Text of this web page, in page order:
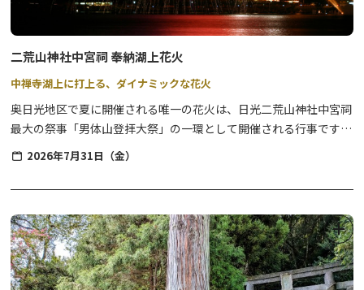
20：00～ 交通規制解除
二荒山神社中宮祠 奉納湖上花火
中禅寺湖上に打上る、ダイナミックな花火
奥日光地区で夏に開催される唯一の花火は、日光二荒山神社中宮祠
最大の祭事「男体山登拝大祭」の一環として開催される行事です。
中禅寺湖の湖面に花火が反射し、ここだけの花火が楽しめます。
2026年7月31日（金）